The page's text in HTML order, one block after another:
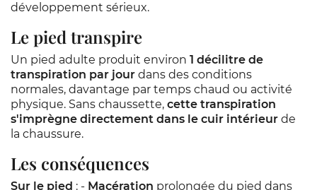
développement sérieux.
Le pied transpire
Un pied adulte produit environ 1 décilitre de
transpiration par jour dans des conditions
normales, davantage par temps chaud ou activité
physique. Sans chaussette, cette transpiration
s'imprègne directement dans le cuir intérieur de
la chaussure.
Les conséquences
Sur le pied : - Macération prolongée du pied dans